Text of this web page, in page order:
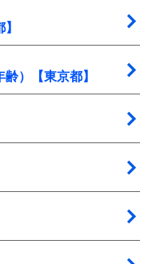
）【東京都】